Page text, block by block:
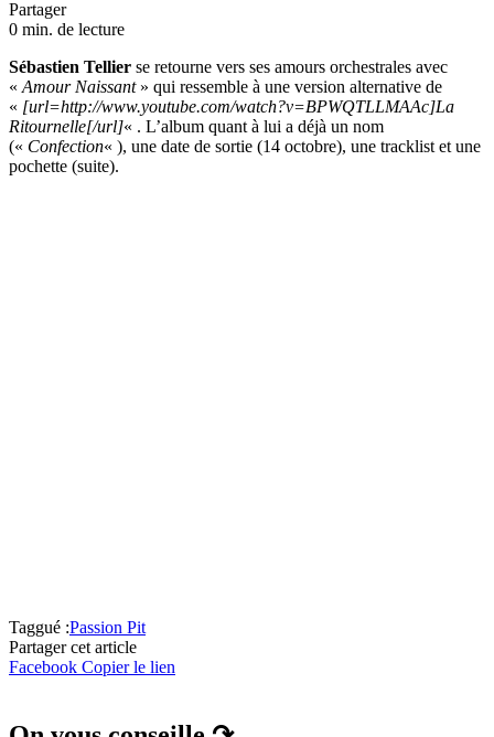
Partager
0 min. de lecture
Sébastien Tellier se retourne vers ses amours orchestrales avec
« Amour Naissant» qui ressemble à une version alternative de
« [url=http://www.youtube.com/watch?v=BPWQTLLMAAc]La
Ritournelle[/url]« . L’album quant à lui a déjà un nom
(« Confection« ), une date de sortie (14 octobre), une tracklist et une
pochette (suite).
Taggué :Passion Pit
Partager cet article
Facebook Copier le lien